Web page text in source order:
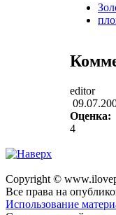
editor
Оценка:
4
Copyright ©
Все права на
Использование